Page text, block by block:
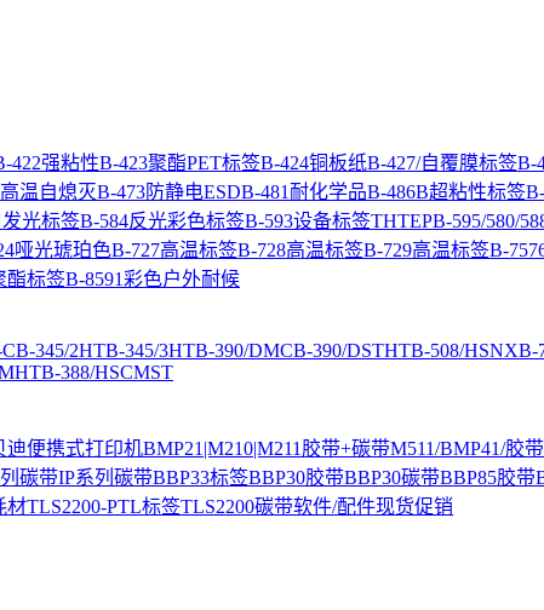
422强粘性B-423聚酯PET标签B-424铜板纸B-427/自覆膜标签B-
温自熄灭B-473防静电ESDB-481耐化学品B-486B超粘性标签
光标签B-584反光彩色标签B-593设备标签THTEPB-595/580/
哑光琥珀色B-727高温标签B-728高温标签B-729高温标签B-
酯标签B-8591彩色户外耐候
B-345/2HTB-345/3HTB-390/DMCB-390/DSTHTB-508/HSNXB-
B-388/HSCMST
迪便携式打印机BMP21|M210|M211胶带+碳带M511/BMP41/胶
碳带IP系列碳带BBP33标签BBP30胶带BBP30碳带BBP85胶带
材TLS2200-PTL标签TLS2200碳带软件/配件现货促销